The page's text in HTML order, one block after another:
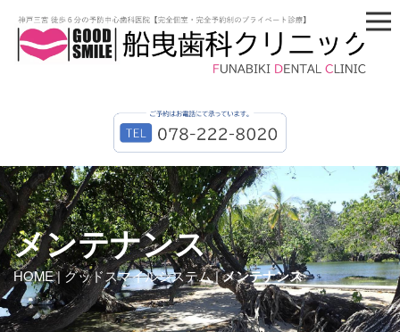
メンテナンス
HOME|グッドスマイルシステム|メンテナンス